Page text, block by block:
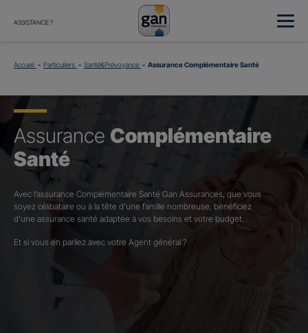
ASSISTANCE ?
Accueil Particuliers Santé&Prévoyance Assurance Complémentaire Santé
Assurance Complémentaire
Santé
Avec l’assurance Complémentaire Santé Gan Assurances, que vous
soyez célibataire ou à la tête d’une famille nombreuse, bénéficiez
d’une assurance santé adaptée à vos besoins et votre budget.​
Et si vous en parliez avec votre Agent général ?